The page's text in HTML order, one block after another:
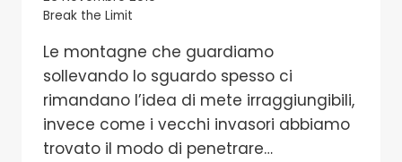
Break the Limit
Le montagne che guardiamo
sollevando lo sguardo spesso ci
rimandano l’idea di mete irraggiungibili,
invece come i vecchi invasori abbiamo
trovato il modo di penetrare…